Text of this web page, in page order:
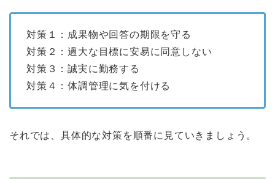
対策１：成果物や回答の期限を守る
対策２：過大な目標に安易に同意しない
対策３：誠実に勤務する
対策４：体調管理に気を付ける
それでは、具体的な対策を順番に見ていきましょう。